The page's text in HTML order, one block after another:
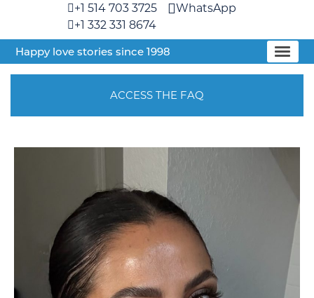
+1 514 703 3725
+1 332 331 8674
WhatsApp
Happy love stories since 1998
ACCESS THE FAQ